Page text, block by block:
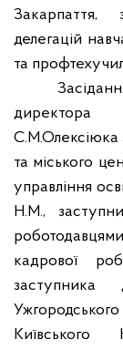
Закарпаття,
делегацій
та
директора
С.М.Олексіюка
та міського
управління
Н.М.,
кадрової